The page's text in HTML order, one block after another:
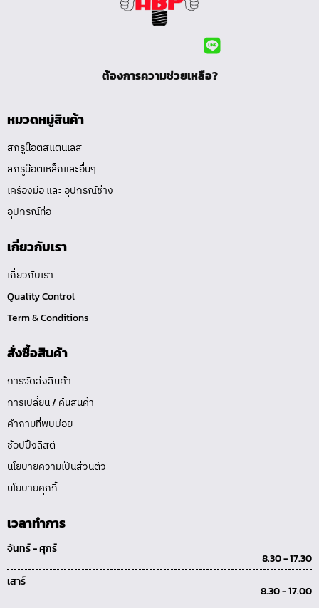
ต้องการความช่วยเหลือ?
หมวดหมู่สินค้า
สกรูน๊อตสแตนเลส
สกรูน๊อตเหล็กและอื่นๆ
เครื่องมือ และ อุปกรณ์ช่าง
อุปกรณ์ท่อ
เกี่ยวกับเรา
เกี่ยวกับเรา
Quality Control
Term & Conditions
สั่งซื้อสินค้า
การจัดส่งสินค้า
การเปลี่ยน / คืนสินค้า
คำถามที่พบบ่อย
ช้อปปิ้งลิสต์
นโยบายความเป็นส่วนตัว
นโยบายคุกกี้
เวลาทำการ
จันทร์ - ศุกร์
8.30 - 17.30
เสาร์
8.30 - 17.00